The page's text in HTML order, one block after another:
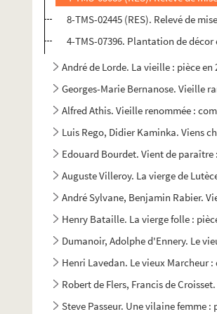
8-TMS-02445 (RES). Relevé de mise
4-TMS-07396. Plantation de décor
André de Lorde. La vieille : pièce en
Georges-Marie Bernanose. Vieille
Alfred Athis. Vieille renommée :
Luis Rego, Didier Kaminka. Viens
Edouard Bourdet. Vient de paraître :
Auguste Villeroy. La vierge de
André Sylvane, Benjamin Rabier.
Henry Bataille. La vierge folle : pièce
Dumanoir, Adolphe d'Ennery. Le
Henri Lavedan. Le vieux Marcheur :
Robert de Flers, Francis de
Steve Passeur. Une vilaine femme :